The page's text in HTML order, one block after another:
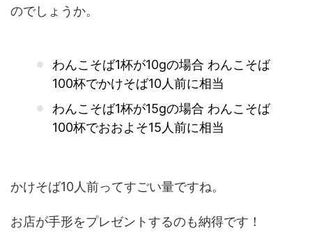
のでしょうか。
わんこそば1杯が10gの場合 わんこそば
100杯でかけそば10人前に相当
わんこそば1杯が15gの場合 わんこそば
100杯でおおよそ15人前に相当
かけそば10人前ってすごい量ですね。
お店が手形をプレゼントするのも納得です！